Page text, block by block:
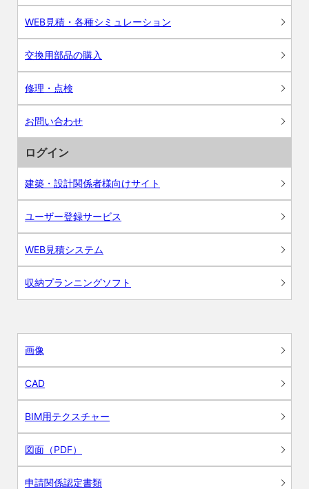
WEB見積・各種シミュレーション
交換用部品の購入
修理・点検
お問い合わせ
ログイン
建築・設計関係者様向けサイト
ユーザー登録サービス
WEB見積システム
収納プランニングソフト
画像
CAD
BIM用テクスチャー
図面（PDF）
申請関係認定書類